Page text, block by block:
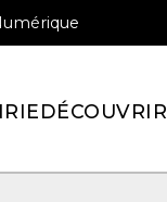
DÉCOUVRIR